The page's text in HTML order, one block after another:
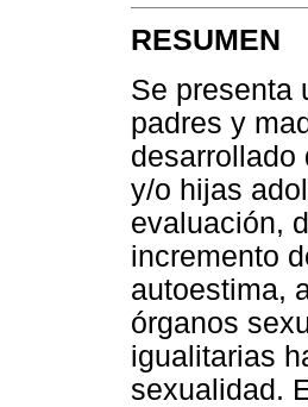
RESUMEN
Se presenta
padres y
desarrollado
y/o hijas
evaluación,
incremento
autoestima,
órganos
igualitarias
sexualidad.